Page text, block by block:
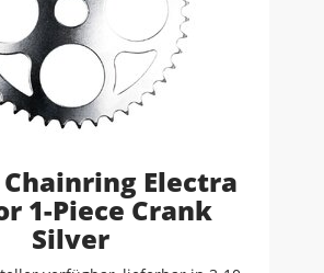
Electra
1-Piece Crank
Silver